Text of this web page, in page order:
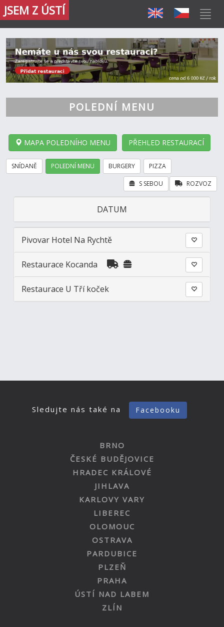
JSEM Z ÚSTÍ
POLEDNÍ MENU
MAPA POLEDNÍHO MENU PŘEHLED RESTAURACÍ
SNÍDANĚ POLEDNÍ MENU BURGERY PIZZA
ROZVOZ
S SEBOU
DATUM
Pivovar Hotel Na Rychtě
Restaurace Kocanda
Restaurace U Tří koček
Sledujte nás také na Facebooku
BRNO
ČESKÉ BUDĚJOVICE
HRADEC KRÁLOVÉ
JIHLAVA
KARLOVY VARY
LIBEREC
OLOMOUC
OSTRAVA
PARDUBICE
PLZEŇ
PRAHA
ÚSTÍ NAD LABEM
ZLÍN